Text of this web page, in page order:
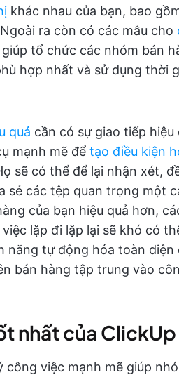
khác nhau của bạn, bao
ra còn có các mẫu cho
tổ chức các nhóm bán
hợp nhất và sử dụng thời
quả cần có sự giao tiếp
mạnh mẽ để tạo điều kiện
sẽ có thể để lại nhận xét,
sẻ các tệp quan trọng một
của bạn hiệu quả hơn,
lặp đi lặp lại sẽ khó có
năng tự động hóa toàn
bán hàng tập trung vào
nhất của ClickUp
công việc mạnh mẽ giúp